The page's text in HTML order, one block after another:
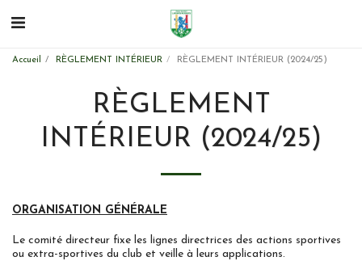
Accueil RÈGLEMENT INTÉRIEUR RÈGLEMENT INTÉRIEUR (2024/25)
RÈGLEMENT
INTÉRIEUR (2024/25)
ORGANISATION GÉNÉRALE
Le comité directeur fixe les lignes directrices des actions sportives
ou extra-sportives du club et veille à leurs applications.